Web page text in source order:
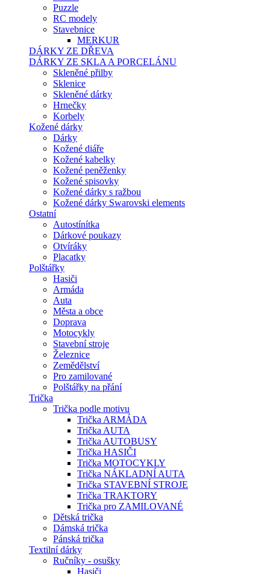
Puzzle
RC modely
Stavebnice
MERKUR
DÁRKY ZE DŘEVA
DÁRKY ZE SKLA A PORCELÁNU
Skleněné přilby
Sklenice
Skleněné dárky
Hrnečky
Korbely
Kožené dárky
Dárky
Kožené diáře
Kožené kabelky
Kožené peněženky
Kožené spisovky
Kožené dárky s ražbou
Kožené dárky Swarovski elements
Ostatní
Autostínítka
Dárkové poukazy
Otvíráky
Placatky
Polštářky
Hasiči
Armáda
Auta
Města a obce
Doprava
Motocykly
Stavební stroje
Železnice
Zemědělství
Pro zamilované
Polštářky na přání
Trička
Trička podle motivu
Trička ARMÁDA
Trička AUTA
Trička AUTOBUSY
Trička HASIČI
Trička MOTOCYKLY
Trička NÁKLADNÍ AUTA
Trička STAVEBNÍ STROJE
Trička TRAKTORY
Trička pro ZAMILOVANÉ
Dětská trička
Dámská trička
Pánská trička
Textilní dárky
Ručníky - osušky
Hasiči